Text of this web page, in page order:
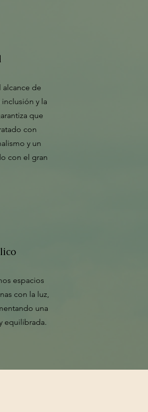
alcance de
y la
que
con
y un
con el gran
espacios
con la luz,
una
equilibrada.